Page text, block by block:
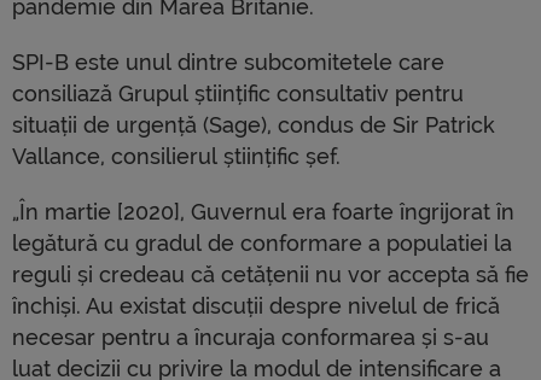
pandemie din Marea Britanie.
SPI-B este unul dintre subcomitetele care
consiliază Grupul științific consultativ pentru
situații de urgență (Sage), condus de Sir Patrick
Vallance, consilierul științific șef.
„În martie [2020], Guvernul era foarte îngrijorat în
legătură cu gradul de conformare a populatiei la
reguli și credeau că cetățenii nu vor accepta să fie
închiși. Au existat discuții despre nivelul de frică
necesar pentru a încuraja conformarea și s-au
luat decizii cu privire la modul de intensificare a